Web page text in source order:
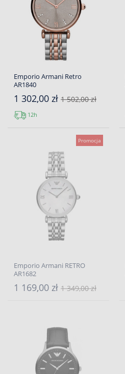
Emporio Armani Retro
AR1840
1 302,00 zł 1 502,00 zł
12h
Promocja
Emporio Armani RETRO
AR1682
1 169,00 zł 1 349,00 zł